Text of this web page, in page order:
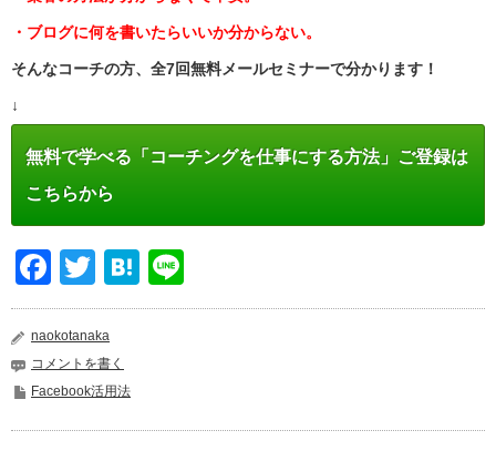
・ブログに何を書いたらいいか分からない。
そんなコーチの方、全7回無料メールセミナーで分かります！
↓
無料で学べる「コーチングを仕事にする方法」ご登録は
こちらから
Facebook
TwitterHatena
naokotanaka
コメントを書く
Facebook活用法